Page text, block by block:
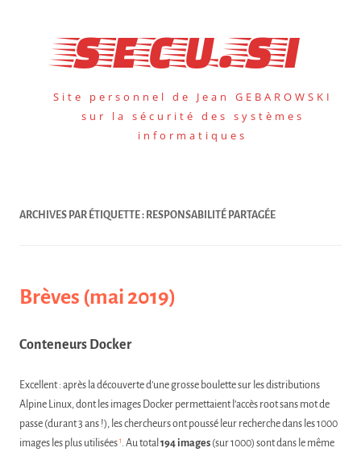
secu.si
Site personnel de Jean GEBAROWSKI
sur la sécurité des systèmes
informatiques
ARCHIVES PAR ÉTIQUETTE : RESPONSABILITÉ PARTAGÉE
Brèves (mai 2019)
Conteneurs Docker
Excellent : après la découverte d’une grosse boulette sur les distributions
Alpine Linux, dont les images Docker permettaient l’accès root sans mot de
passe (durant 3 ans !), les chercheurs ont poussé leur recherche dans les 1000
images les plus utilisées 1 . Au total 194 images (sur 1000) sont dans le même